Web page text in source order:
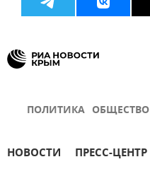
ПОЛИТИКА ОБЩЕСТВО
НОВОСТИ ПРЕСС-ЦЕНТР